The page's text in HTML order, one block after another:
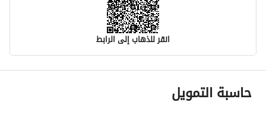
انقر للذهاب إلى الرابط
معلومات مسؤول الإعلان
اسم المسؤول
حاسبة التمويل